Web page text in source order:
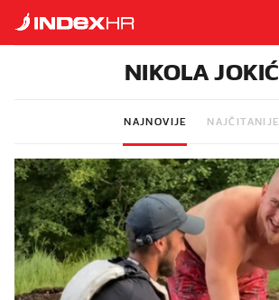
NIKOLA JOKIĆ
NAJNOVIJE NAJČITANIJE